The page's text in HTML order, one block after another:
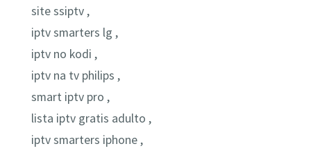
site ssiptv ,
iptv smarters lg ,
iptv no kodi ,
iptv na tv philips ,
smart iptv pro ,
lista iptv gratis adulto ,
iptv smarters iphone ,